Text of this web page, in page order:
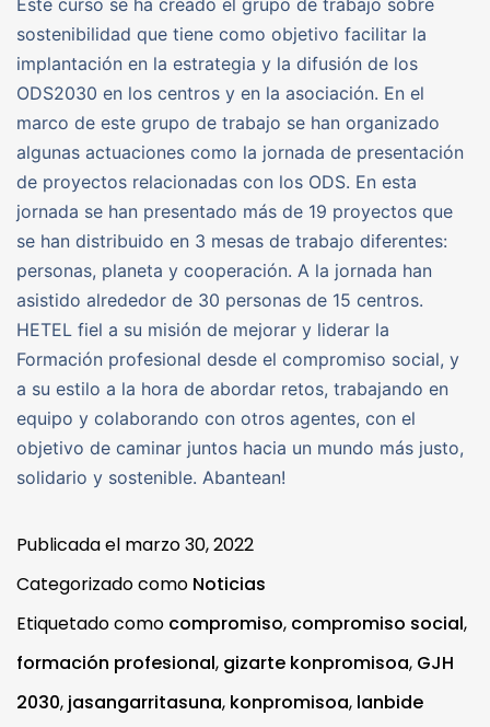
sostenibilidad que tiene como objetivo facilitar la
implantación en la estrategia y la difusión de los
ODS2030 en los centros y en la asociación. En el
marco de este grupo de trabajo se han organizado
algunas actuaciones como la jornada de presentación
de proyectos relacionadas con los ODS. En esta
jornada se han presentado más de 19 proyectos que
se han distribuido en 3 mesas de trabajo diferentes:
personas, planeta y cooperación. A la jornada han
asistido alrededor de 30 personas de 15 centros.
HETEL fiel a su misión de mejorar y liderar la
Formación profesional desde el compromiso social, y
a su estilo a la hora de abordar retos, trabajando en
equipo y colaborando con otros agentes, con el
objetivo de caminar juntos hacia un mundo más justo,
solidario y sostenible. Abantean!
Publicada el marzo 30, 2022
Categorizado como Noticias
Etiquetado como compromiso, compromiso social,
formación profesional, gizarte konpromisoa, GJH
2030, jasangarritasuna, konpromisoa, lanbide